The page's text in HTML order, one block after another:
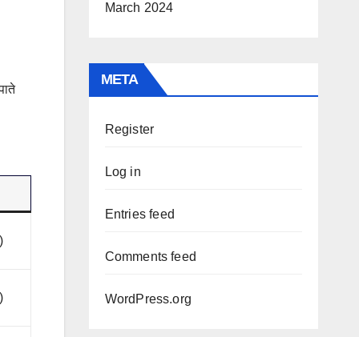
March 2024
META
Register
Log in
Entries feed
Comments feed
WordPress.org